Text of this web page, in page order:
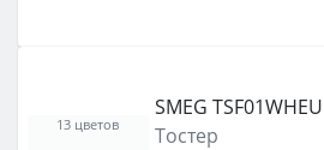
SMEG TSF01WHEU
Тостер
13 цветов